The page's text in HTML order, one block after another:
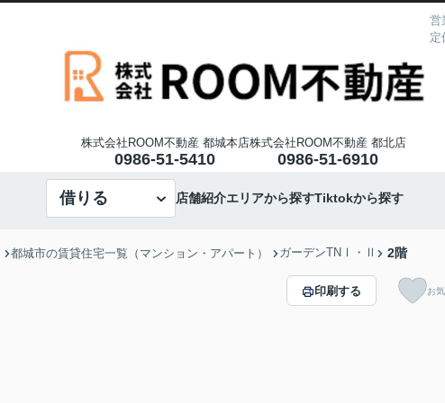
営
定
株式会社ROOM不動産 都城本店
0986-51-5410
株式会社ROOM不動産 都北店
0986-51-6910
借りる 店舗紹介エリアから探すTiktokから探す
都城市の賃貸住宅一覧（マンション・アパート） ガーデンTNⅠ・Ⅱ 2階
印刷する お